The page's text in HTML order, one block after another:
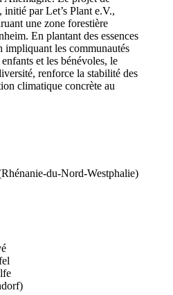
par Let’s Plant e.V.,
une zone forestière
En plantant des essences
impliquant les communautés
et les bénévoles, le
renforce la stabilité des
climatique concrète au
du-Nord-Westphalie)